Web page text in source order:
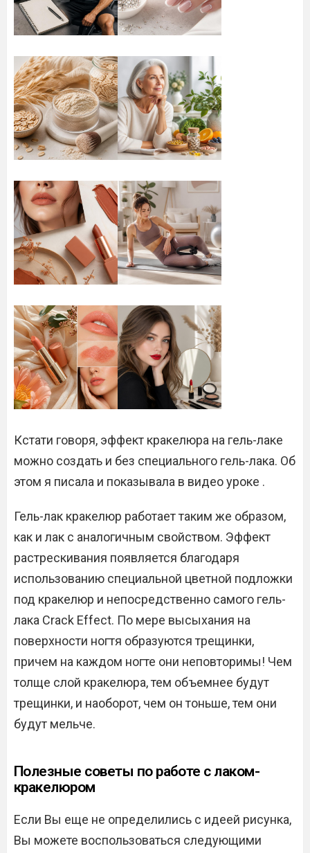
Кстати говоря, эффект кракелюра на гель-лаке
можно создать и без специального гель-лака. Об
этом я писала и показывала в видео уроке .
Гель-лак кракелюр работает таким же образом,
как и лак с аналогичным свойством. Эффект
растрескивания появляется благодаря
использованию специальной цветной подложки
под кракелюр и непосредственно самого гель-
лака Crack Effect. По мере высыхания на
поверхности ногтя образуются трещинки,
причем на каждом ногте они неповторимы! Чем
толще слой кракелюра, тем объемнее будут
трещинки, и наоборот, чем он тоньше, тем они
будут мельче.
Полезные советы по работе с лаком-
кракелюром
Если Вы еще не определились с идеей рисунка,
Вы можете воспользоваться следующими